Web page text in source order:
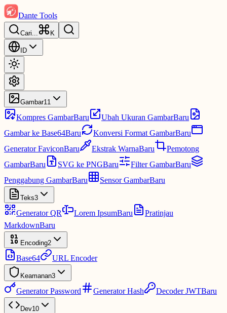
Dante Tools
Cari... K
ID
Gambar11
Kompres GambarBaru Ubah Ukuran GambarBaru
Gambar ke Base64Baru Konversi Format GambarBaru
Generator FaviconBaru Ekstrak WarnaBaru
Pemotong
GambarBaru SVG ke PNGBaru Filter GambarBaru
Penggabung GambarBaru Sensor GambarBaru
Teks3
Generator QR Lorem IpsumBaru
Pratinjau
MarkdownBaru
Encoding2
Base64 URL Encoder
Keamanan3
Generator Password Generator Hash Decoder JWTBaru
Dev10